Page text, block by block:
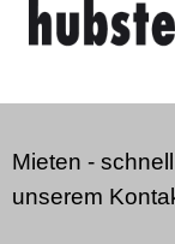
Mieten -
unserem